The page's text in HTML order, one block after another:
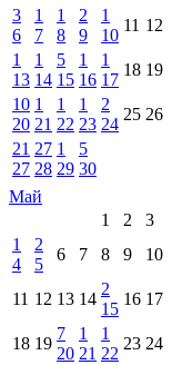
3
6
1
7
1
8
2
9
1
10
11 12
1
13
1
14
5
15
1
16
1
17
18 19
10
20
1
21
1
22
1
23
2
24
25 26
21
27
27
28
1
29
5
30
Май
1
2
3
1
4
2
5
6 7 8 9 10
11 12 13 14
2
15
16 17
18 19
7
20
1
21
1
22
23 24